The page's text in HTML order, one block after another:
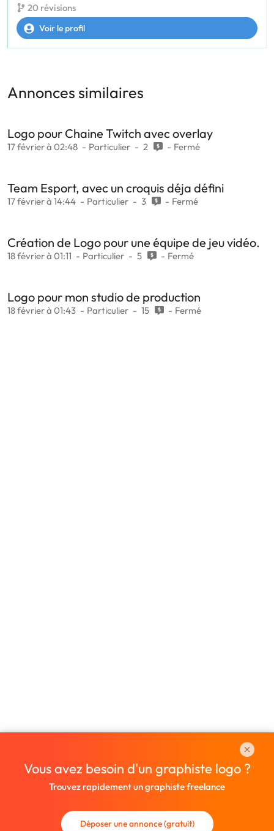
20 révisions
Voir le profil
Annonces similaires
Logo pour Chaine Twitch avec overlay
17 février à 02:48 Particulier 2 Fermé
Team Esport, avec un croquis déja défini
17 février à 14:44 Particulier 3 Fermé
Création de Logo pour une équipe de jeu vidéo.
18 février à 01:11 Particulier 5 Fermé
Logo pour mon studio de production
18 février à 01:43 Particulier 15 Fermé
Vous avez besoin d'un graphiste logo ?
Trouvez rapidement un graphiste freelance
Déposer une annonce (gratuit)